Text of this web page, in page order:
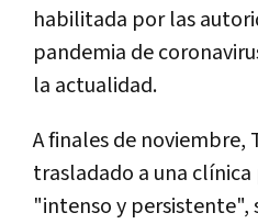
habilitada por las
pandemia de
la actualidad.
A finales de noviembre,
trasladado a una
"intenso y persistente",